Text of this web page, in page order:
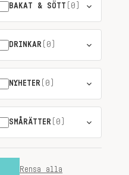
BAKAT & SÖTT (0)
DRINKAR (0)
NYHETER (0)
SMÅRÄTTER (0)
Rensa alla